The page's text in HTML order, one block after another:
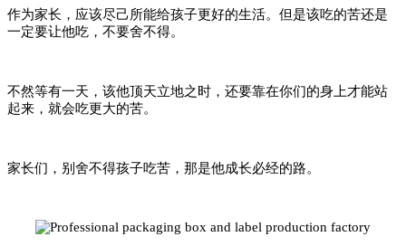
作为家长，应该尽己所能给孩子更好的生活。但是该吃的苦还是
一定要让他吃，不要舍不得。
不然等有一天，该他顶天立地之时，还要靠在你们的身上才能站
起来，就会吃更大的苦。
家长们，别舍不得孩子吃苦，那是他成长必经的路。